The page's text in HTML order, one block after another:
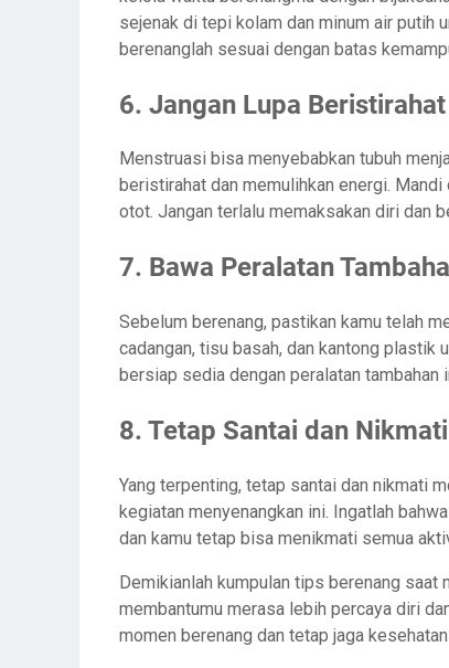
sejenak di tepi kolam dan minum air putih
berenanglah sesuai dengan batas
6. Jangan Lupa Beristirahat
Menstruasi bisa menyebabkan tubuh
beristirahat dan memulihkan energi.
otot. Jangan terlalu memaksakan diri dan
7. Bawa Peralatan
Sebelum berenang, pastikan kamu telah
cadangan, tisu basah, dan kantong plastik
bersiap sedia dengan peralatan tambahan
8. Tetap Santai dan
Yang terpenting, tetap santai dan nikmati
kegiatan menyenangkan ini. Ingatlah
dan kamu tetap bisa menikmati semua
Demikianlah kumpulan tips berenang
membantumu merasa lebih percaya diri
momen berenang dan tetap jaga